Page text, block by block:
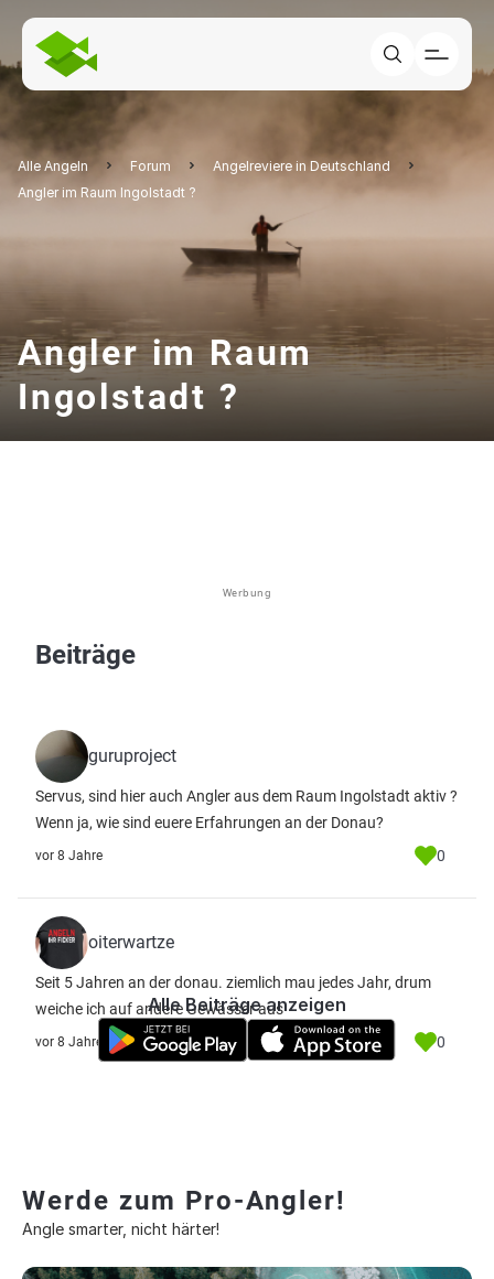
Alle Angeln Forum
Angelreviere in Deutschland
Angler im Raum Ingolstadt ?
Angler im Raum
Ingolstadt ?
Werbung
Beiträge
guruproject
Servus, sind hier auch Angler aus dem Raum Ingolstadt aktiv ?
Wenn ja, wie sind euere Erfahrungen an der Donau?
vor 8 Jahre 0
oiterwartze
Seit 5 Jahren an der donau. ziemlich mau jedes Jahr, drum
weiche ich auf andere Gewässer aus
vor 8 Jahre 0
Alle Beiträge anzeigen
Werde zum Pro-Angler!
Angle smarter, nicht härter!